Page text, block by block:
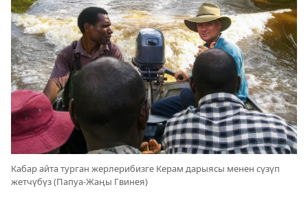
Кабар айта турган жерлерибизге Керам дарыясы менен сүзүп
жетчүбүз (Папуа-Жаңы Гвинея)